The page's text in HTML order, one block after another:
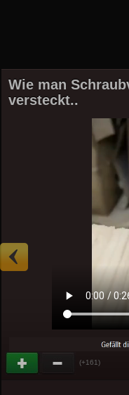
Wie man
versteckt..
(+161)